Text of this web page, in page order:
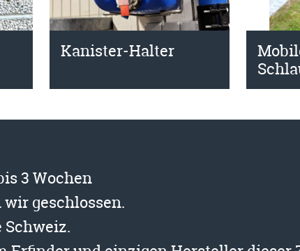
Kanister-Halter
3 Wochen
wir geschlossen.